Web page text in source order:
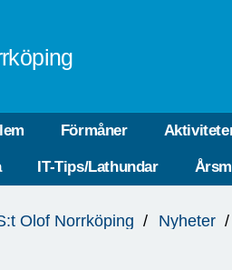
Förmåner
IT-Tips/Lathundar
Olof Norrköping Nyheter